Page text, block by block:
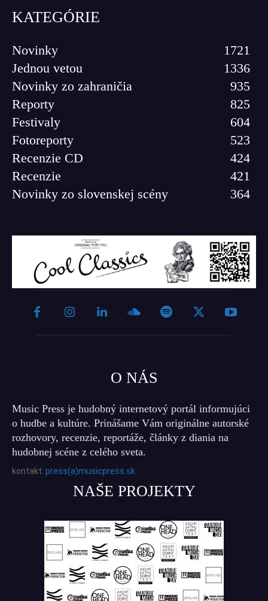
KATEGÓRIE
Novinky
1721
Jednou vetou
1336
Novinky zo zahraničia
935
Reporty
825
Festivaly
604
Fotoreporty
523
Recenzie CD
424
Recenzie
421
Novinky zo slovenskej scény
364
O NÁS
Music Press je hudobný internetový portál informujúci
o hudbe a kultúre. Prinášame Vám originálne autorské
rozhovory, recenzie, reportáže, články z diania na
hudobnej scéne z celého sveta.
kontakt: press(a)musicpress.sk
NAŠE PROJEKTY